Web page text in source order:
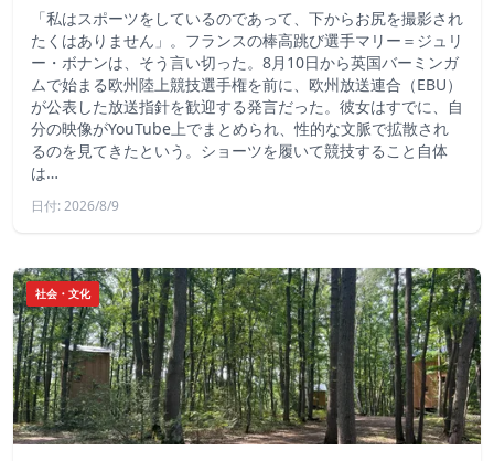
「私はスポーツをしているのであって、下からお尻を撮影され
たくはありません」。フランスの棒高跳び選手マリー＝ジュリ
ー・ボナンは、そう言い切った。8月10日から英国バーミンガ
ムで始まる欧州陸上競技選手権を前に、欧州放送連合（EBU）
が公表した放送指針を歓迎する発言だった。彼女はすでに、自
分の映像がYouTube上でまとめられ、性的な文脈で拡散され
るのを見てきたという。ショーツを履いて競技すること自体
は…
日付: 2026/8/9
社会・文化